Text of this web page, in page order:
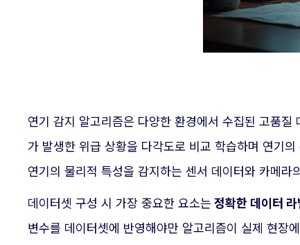
연기 감지 알고리즘은 다양한 환경에서 수집된 고품
가 발생한 위급 상황을 다각도로 비교 학습하며 연기
연기의 물리적 특성을 감지하는 센서 데이터와 카메
데이터셋 구성 시 가장 중요한 요소는 정확한 데이터
변수를 데이터셋에 반영해야만 알고리즘이 실제 현장